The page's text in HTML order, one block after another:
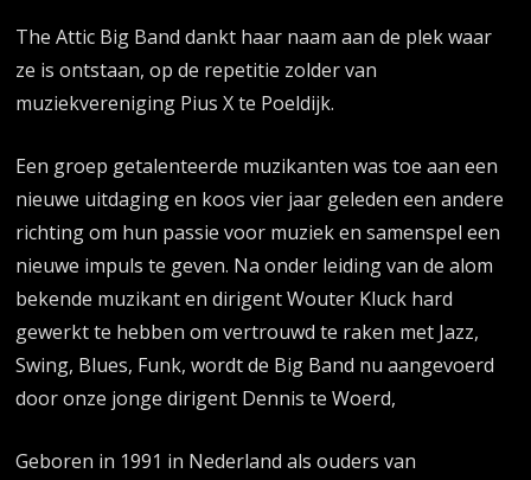
The Attic Big Band dankt haar naam aan de plek waar
ze is ontstaan, op de repetitie zolder van
muziekvereniging Pius X te Poeldijk.
Een groep getalenteerde muzikanten was toe aan een
nieuwe uitdaging en koos vier jaar geleden een andere
richting om hun passie voor muziek en samenspel een
nieuwe impuls te geven. Na onder leiding van de alom
bekende muzikant en dirigent Wouter Kluck hard
gewerkt te hebben om vertrouwd te raken met Jazz,
Swing, Blues, Funk, wordt de Big Band nu aangevoerd
door onze jonge dirigent Dennis te Woerd,
Geboren in 1991 in Nederland als ouders van